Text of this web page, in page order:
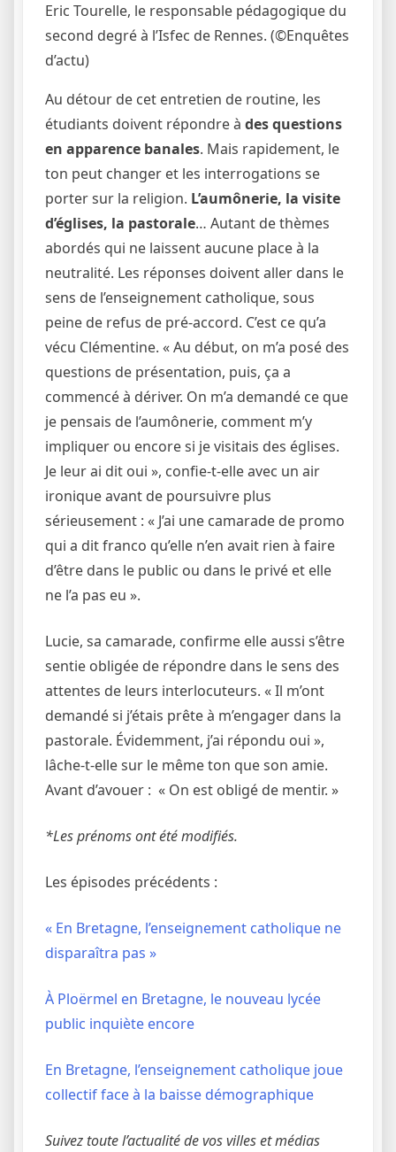
Eric Tourelle, le responsable pédagogique du
second degré à l’Isfec de Rennes. (©Enquêtes
d’actu)
Au détour de cet entretien de routine, les
étudiants doivent répondre à des questions
en apparence banales. Mais rapidement, le
ton peut changer et les interrogations se
porter sur la religion. L’aumônerie, la visite
d’églises, la pastorale… Autant de thèmes
abordés qui ne laissent aucune place à la
neutralité. Les réponses doivent aller dans le
sens de l’enseignement catholique, sous
peine de refus de pré-accord. C’est ce qu’a
vécu Clémentine. « Au début, on m’a posé des
questions de présentation, puis, ça a
commencé à dériver. On m’a demandé ce que
je pensais de l’aumônerie, comment m’y
impliquer ou encore si je visitais des églises.
Je leur ai dit oui », confie-t-elle avec un air
ironique avant de poursuivre plus
sérieusement : « J’ai une camarade de promo
qui a dit franco qu’elle n’en avait rien à faire
d’être dans le public ou dans le privé et elle
ne l’a pas eu ».
Lucie, sa camarade, confirme elle aussi s’être
sentie obligée de répondre dans le sens des
attentes de leurs interlocuteurs. « Il m’ont
demandé si j’étais prête à m’engager dans la
pastorale. Évidemment, j’ai répondu oui »,
lâche-t-elle sur le même ton que son amie.
Avant d’avouer : « On est obligé de mentir. »
*Les prénoms ont été modifiés.
Les épisodes précédents :
« En Bretagne, l’enseignement catholique ne
disparaîtra pas »
À Ploërmel en Bretagne, le nouveau lycée
public inquiète encore
En Bretagne, l’enseignement catholique joue
collectif face à la baisse démographique
Suivez toute l’actualité de vos villes et médias